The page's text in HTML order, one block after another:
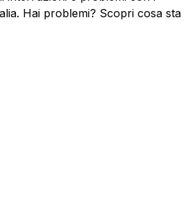
Hai problemi? Scopri cosa sta